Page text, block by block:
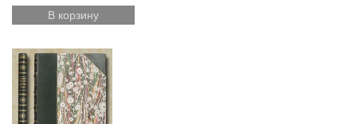
В корзину